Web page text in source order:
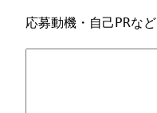
応募動機・自己PRなど